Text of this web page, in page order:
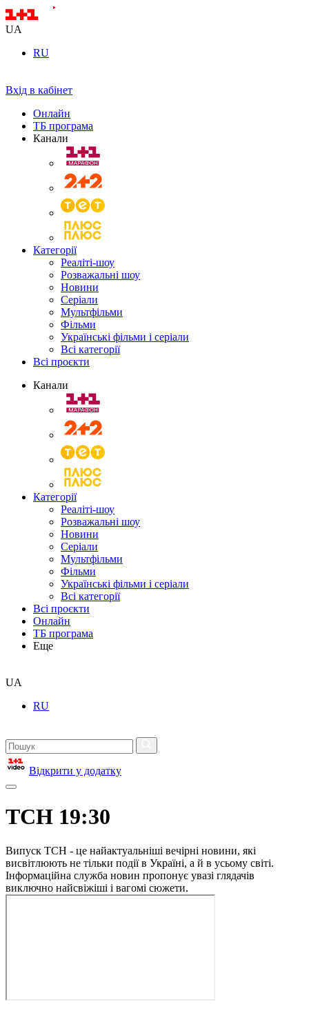
UA
RU
Вхід в кабінет
Онлайн
ТБ програма
Канали
Категорії
Реаліті-шоу
Розважальні шоу
Новини
Серіали
Мультфільми
Фільми
Українські фільми і серіали
Всі категорії
Всі проєкти
Канали
Категорії
Реаліті-шоу
Розважальні шоу
Новини
Серіали
Мультфільми
Фільми
Українські фільми і серіали
Всі категорії
Всі проєкти
Онлайн
ТБ програма
Еще
UA
RU
Відкрити у додатку
ТСН 19:30
Випуск ТСН - це найактуальніші вечірні новини, які
висвітлюють не тільки події в Україні, а й в усьому світі.
Інформаційна служба новин пропонує увазі глядачів
виключно найсвіжіші і вагомі сюжети.